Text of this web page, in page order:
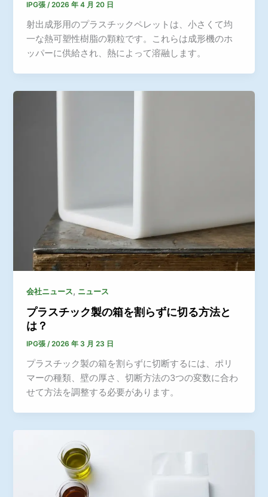
IPG張/2026 年 4 月 20 日
射出成形用のプラスチックペレットは、小さくて均
一な熱可塑性樹脂の顆粒です。これらは成形機のホ
ッパーに供給され、熱によって溶融します。
会社ニュース, ニュース
プラスチック製の箱を割らずに切る方法と
は？
IPG張/2026 年 3 月 23 日
プラスチック製の箱を割らずに切断するには、ポリ
マーの種類、壁の厚さ、切断方法の3つの変数に合わ
せて方法を調整する必要があります。